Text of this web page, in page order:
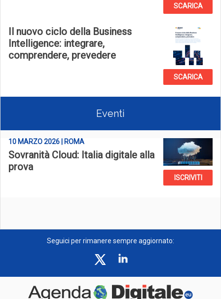
SCARICA
Il nuovo ciclo della Business
Intelligence: integrare,
comprendere, prevedere
SCARICA
Eventi
10 MARZO 2026 | ROMA
Sovranità Cloud: Italia digitale alla
prova
ISCRIVITI
Seguici per rimanere sempre aggiornato: